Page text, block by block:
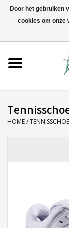
Tenniskleding
Snaren
HOME/
Door het gebruiken
cookies om onze